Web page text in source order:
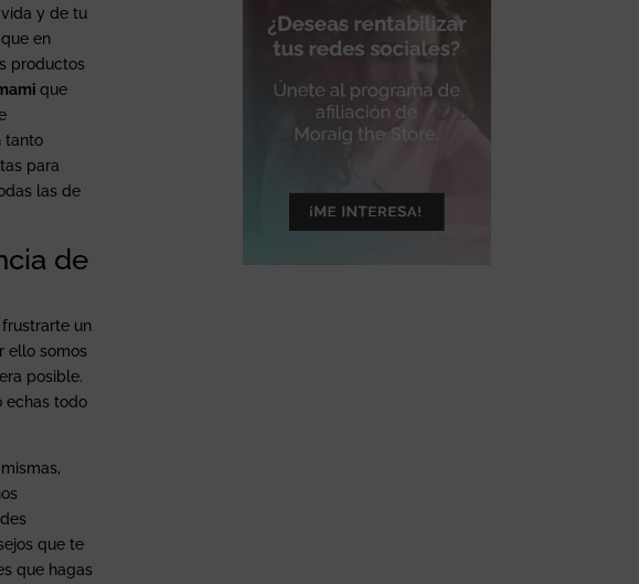
y de tu
en
productos
que
tanto
para
las de
de
un
ello somos
posible.
echas todo
que te
que hagas